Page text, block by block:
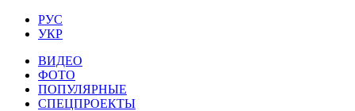
РУС
УКР
ВИДЕО
ФОТО
ПОПУЛЯРНЫЕ
СПЕЦПРОЕКТЫ